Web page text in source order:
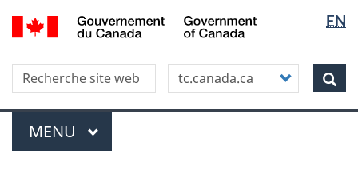
Aller
au
principal
Skip
to
this
site"
Passer
à
version
HTML
simplifiée
la
langue
EN
Canada
Search this site
Customize
your
search
Menu
MENU PRINCIPAL